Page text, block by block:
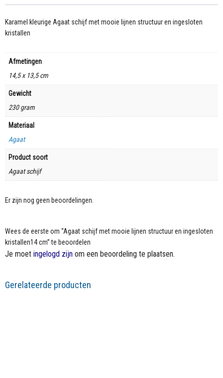
Karamel kleurige Agaat schijf met mooie lijnen structuur en ingesloten
kristallen
Afmetingen
14,5 x 13,5 cm
Gewicht
230 gram
Materiaal
Agaat
Product soort
Agaat schijf
Er zijn nog geen beoordelingen.
Wees de eerste om “Agaat schijf met mooie lijnen structuur en ingesloten
kristallen14 cm” te beoordelen
Je moet ingelogd zijn om een beoordeling te plaatsen.
Gerelateerde producten